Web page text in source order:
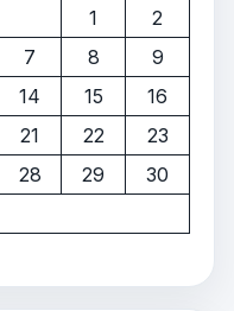
1
2
7 8
9
14 15
16
21 22
23
28 29
30